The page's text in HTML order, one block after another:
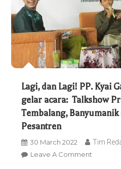
Lagi, dan Lagi! PP. Kyai
gelar acara: Talkshow
Tembalang,
Pesantren
30 March 2022
Tim
Leave A Comment